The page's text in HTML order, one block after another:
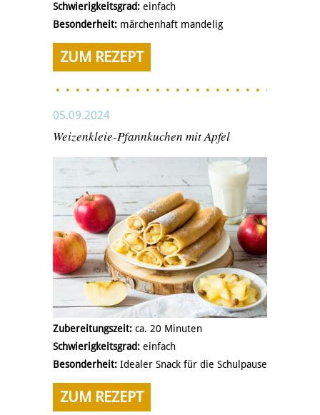
Schwierigkeitsgrad: einfach
Besonderheit: märchenhaft mandelig
ZUM REZEPT
05.09.2024
Weizenkleie-Pfannkuchen mit Apfel
Zubereitungszeit: ca. 20 Minuten
Schwierigkeitsgrad: einfach
Besonderheit: Idealer Snack für die Schulpause
ZUM REZEPT